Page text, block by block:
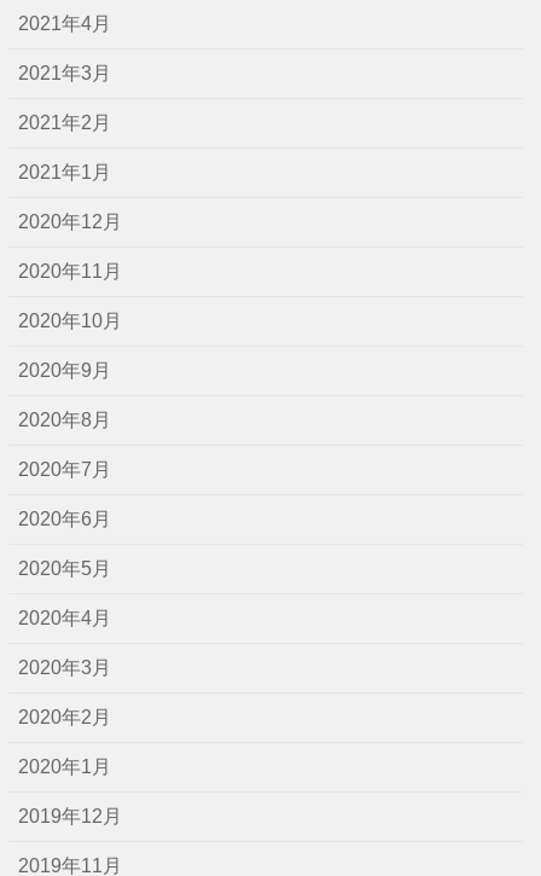
2021年4月
2021年3月
2021年2月
2021年1月
2020年12月
2020年11月
2020年10月
2020年9月
2020年8月
2020年7月
2020年6月
2020年5月
2020年4月
2020年3月
2020年2月
2020年1月
2019年12月
2019年11月